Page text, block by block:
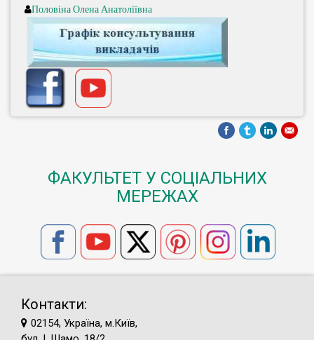
Половіна Олена Анатоліївна
ФАКУЛЬТЕТ У СОЦІАЛЬНИХ
МЕРЕЖАХ
Контакти:
02154, Україна, м.Київ,